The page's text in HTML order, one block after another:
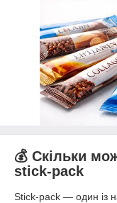
💰 Скільки
stick-pack
Stick-pack — один із